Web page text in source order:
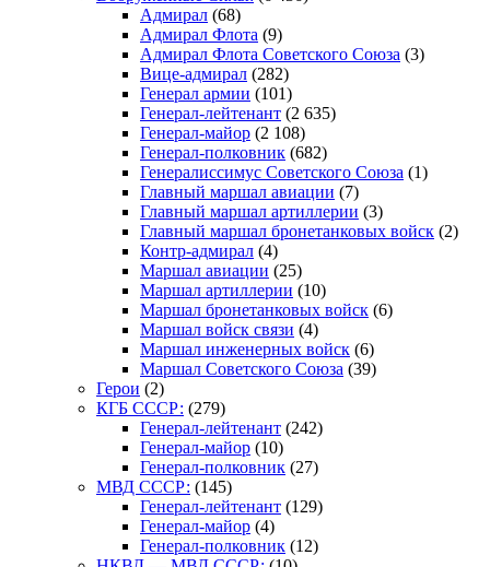
Адмирал (68)
Адмирал Флота (9)
Адмирал Флота Советского Союза (3)
Вице-адмирал (282)
Генерал армии (101)
Генерал-лейтенант (2 635)
Генерал-майор (2 108)
Генерал-полковник (682)
Генералиссимус Советского Союза (1)
Главный маршал авиации (7)
Главный маршал артиллерии (3)
Главный маршал бронетанковых войск (2)
Контр-адмирал (4)
Маршал авиации (25)
Маршал артиллерии (10)
Маршал бронетанковых войск (6)
Маршал войск связи (4)
Маршал инженерных войск (6)
Маршал Советского Союза (39)
Герои (2)
КГБ СССР: (279)
Генерал-лейтенант (242)
Генерал-майор (10)
Генерал-полковник (27)
МВД СССР: (145)
Генерал-лейтенант (129)
Генерал-майор (4)
Генерал-полковник (12)